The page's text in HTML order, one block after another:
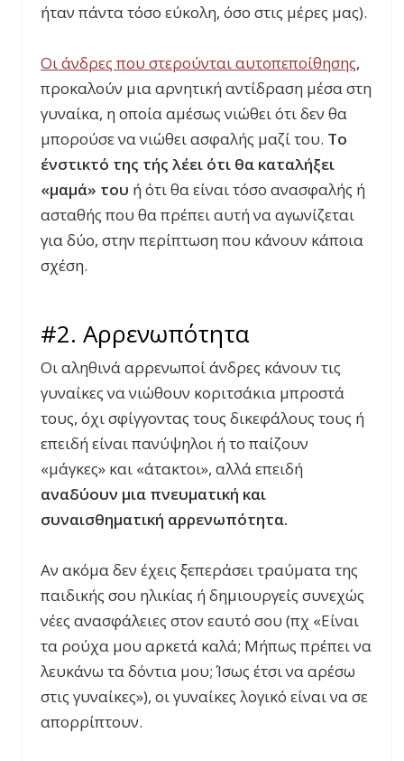
ήταν πάντα τόσο εύκολη, όσο στις μέρες μας).
Οι άνδρες που στερούνται αυτοπεποίθησης,
προκαλούν μια αρνητική αντίδραση μέσα στη
γυναίκα, η οποία αμέσως νιώθει ότι δεν θα
μπορούσε να νιώθει ασφαλής μαζί του. Το
ένστικτό της τής λέει ότι θα καταλήξει
«μαμά» του ή ότι θα είναι τόσο ανασφαλής ή
ασταθής που θα πρέπει αυτή να αγωνίζεται
για δύο, στην περίπτωση που κάνουν κάποια
σχέση.
#2. Αρρενωπότητα
Οι αληθινά αρρενωποί άνδρες κάνουν τις
γυναίκες να νιώθουν κοριτσάκια μπροστά
τους, όχι σφίγγοντας τους δικεφάλους τους ή
επειδή είναι πανύψηλοι ή το παίζουν
«μάγκες» και «άτακτοι», αλλά επειδή
αναδύουν μια πνευματική και
συναισθηματική αρρενωπότητα.
Αν ακόμα δεν έχεις ξεπεράσει τραύματα της
παιδικής σου ηλικίας ή δημιουργείς συνεχώς
νέες ανασφάλειες στον εαυτό σου (πχ «Είναι
τα ρούχα μου αρκετά καλά; Μήπως πρέπει να
λευκάνω τα δόντια μου; Ίσως έτσι να αρέσω
στις γυναίκες»), οι γυναίκες λογικό είναι να σε
απορρίπτουν.